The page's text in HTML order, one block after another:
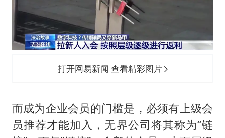
打开网易新闻 查看精彩图片
而成为企业会员的门槛是，必须有上级会
员推荐才能加入，无界公司将其称为“链